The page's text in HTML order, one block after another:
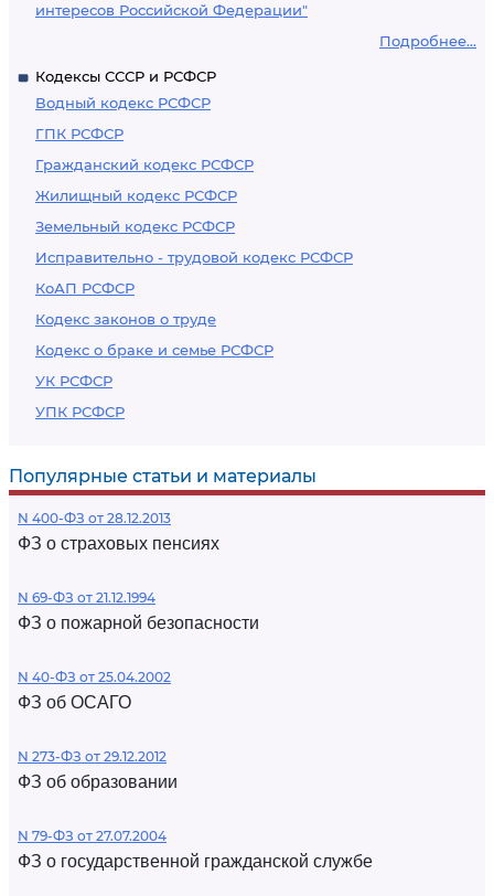
интересов Российской Федерации"
Подробнее...
Кодексы СССР и РСФСР
Водный кодекс РСФСР
ГПК РСФСР
Гражданский кодекс РСФСР
Жилищный кодекс РСФСР
Земельный кодекс РСФСР
Исправительно - трудовой кодекс РСФСР
КоАП РСФСР
Кодекс законов о труде
Кодекс о браке и семье РСФСР
УК РСФСР
УПК РСФСР
Популярные статьи и материалы
N 400-ФЗ от 28.12.2013
ФЗ о страховых пенсиях
N 69-ФЗ от 21.12.1994
ФЗ о пожарной безопасности
N 40-ФЗ от 25.04.2002
ФЗ об ОСАГО
N 273-ФЗ от 29.12.2012
ФЗ об образовании
N 79-ФЗ от 27.07.2004
ФЗ о государственной гражданской службе